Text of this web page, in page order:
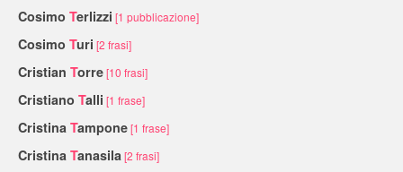
Cosimo Terlizzi [1 pubblicazione]
Cosimo Turi [2 frasi]
Cristian Torre[10 frasi]
Cristiano Talli [1 frase]
Cristina Tampone[1 frase]
Cristina Tanasila [2 frasi]